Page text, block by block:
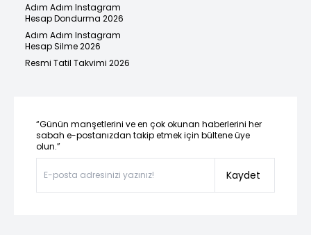
Adım Adım Instagram
Hesap Dondurma 2026
Adım Adım Instagram
Hesap Silme 2026
Resmi Tatil Takvimi 2026
“Günün manşetlerini ve en çok okunan haberlerini her
sabah e-postanızdan takip etmek için bültene üye
olun.”
Kaydet